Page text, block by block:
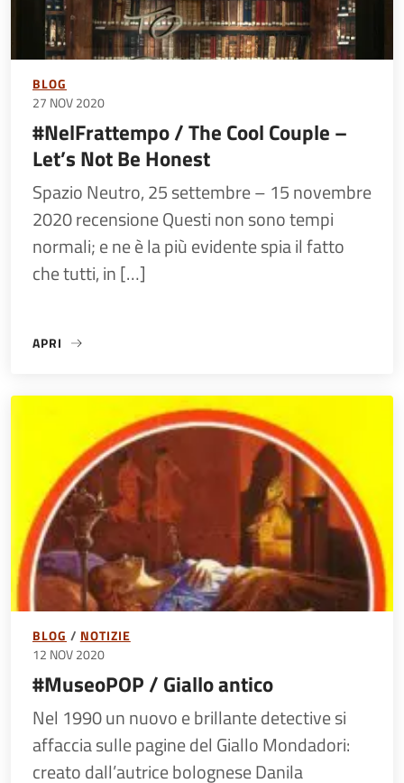
BLOG
27 NOV 2020
#NelFrattempo / The Cool Couple –
Let’s Not Be Honest
Spazio Neutro, 25 settembre – 15 novembre
2020 recensione Questi non sono tempi
normali; e ne è la più evidente spia il fatto
che tutti, in […]
APRI
«#NELFRATTEMPO / THE COOL COUPLE – LET’S NOT BE
BLOG
NOTIZIE
12 NOV 2020
#MuseoPOP / Giallo antico
Nel 1990 un nuovo e brillante detective si
affaccia sulle pagine del Giallo Mondadori:
creato dall’autrice bolognese Danila